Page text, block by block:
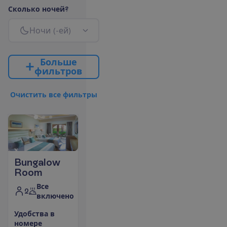
Сколько ночей?
Ночи (-ей)
Больше
фильтров
Очистить все фильтры
Bungalow
Room
2
Все
включено
Удобства в
номере